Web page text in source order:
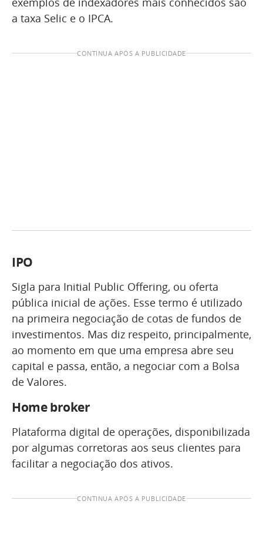
a taxa Selic e o IPCA.
CONTINUA APÓS A PUBLICIDADE
IPO
Sigla para Initial Public Offering, ou oferta
pública inicial de ações. Esse termo é utilizado
na primeira negociação de cotas de fundos de
investimentos. Mas diz respeito, principalmente,
ao momento em que uma empresa abre seu
capital e passa, então, a negociar com a Bolsa
de Valores.
Home broker
Plataforma digital de operações, disponibilizada
por algumas corretoras aos seus clientes para
facilitar a negociação dos ativos.
CONTINUA APÓS A PUBLICIDADE